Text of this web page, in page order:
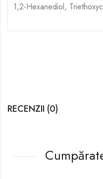
1,2-Hexanediol,
RECENZII (0)